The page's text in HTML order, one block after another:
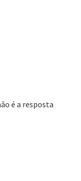
é a resposta